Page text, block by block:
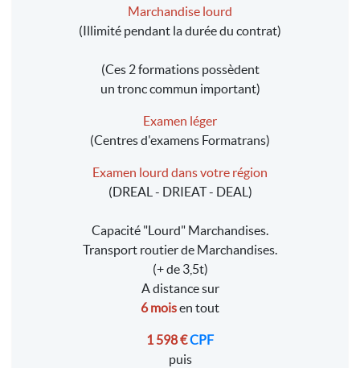
Marchandise lourd
(Illimité pendant la durée du contrat)
(Ces 2 formations possèdent
un tronc commun important)
Examen léger
(Centres d'examens Formatrans)
Examen lourd dans votre région
(DREAL - DRIEAT - DEAL)
Capacité "Lourd" Marchandises.
Transport routier de Marchandises.
(+ de 3,5t)
A distance sur
6 moisen tout
1 598 €CPF
puis